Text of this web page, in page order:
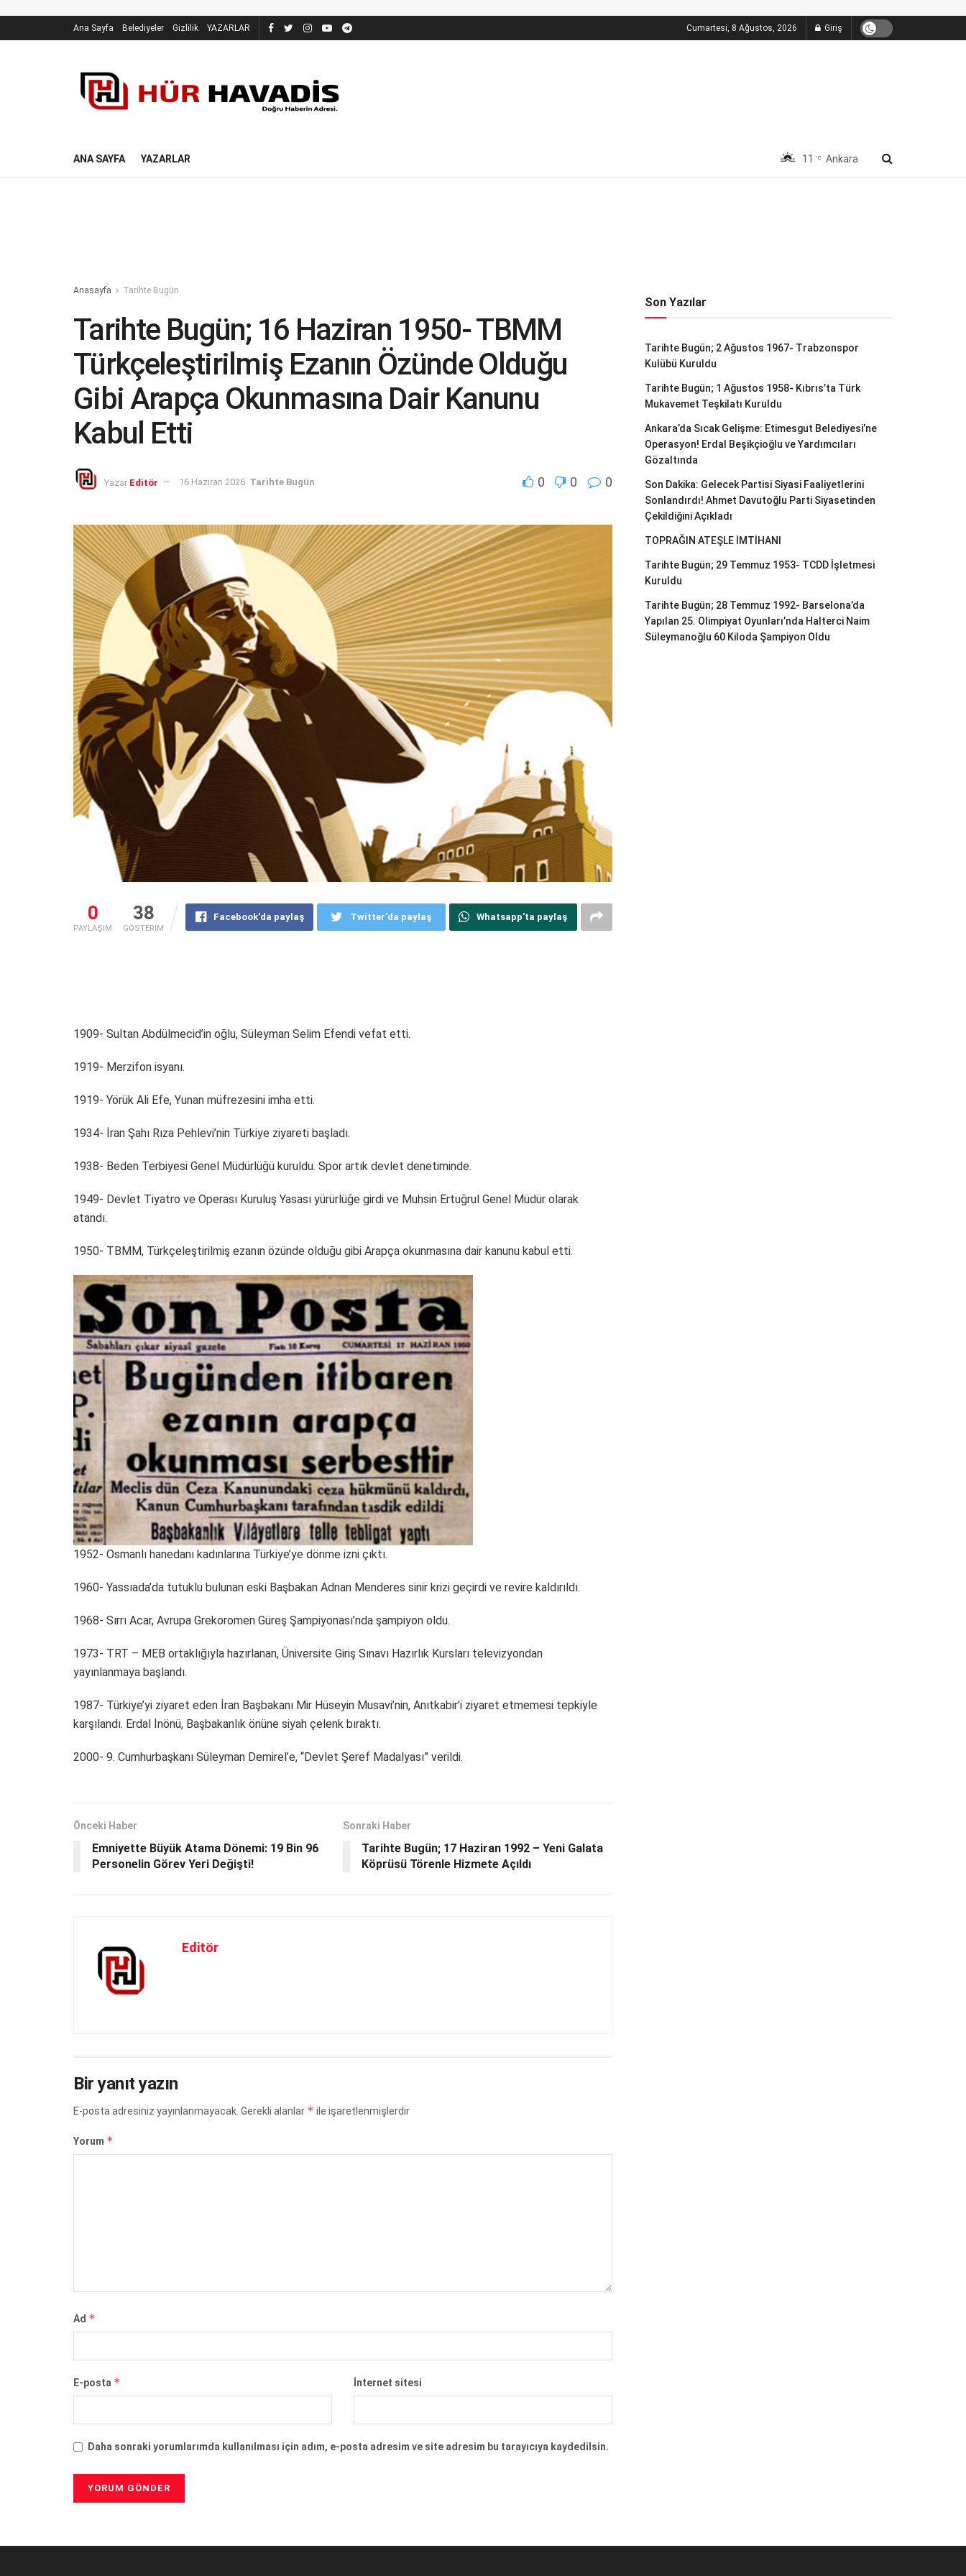
Ana Sayfa Belediyeler Gizlilik YAZARLAR Cumartesi, 8 Ağustos, 2026 Giriş
ANA SAYFA YAZARLAR 11 °C Ankara
Anasayfa Tarihte Bugün
Tarihte Bugün; 16 Haziran 1950- TBMM
Türkçeleştirilmiş Ezanın Özünde Olduğu
Gibi Arapça Okunmasına Dair Kanunu
Kabul Etti
Yazar Editör 16 Haziran 2026 Tarihte Bugün 0 0 0
0
PAYLAŞIM
38
GÖSTERİM
Facebook'da paylaş Twitter'da paylaş Whatsapp'ta paylaş
1909- Sultan Abdülmecid’in oğlu, Süleyman Selim Efendi vefat etti.
1919- Merzifon isyanı.
1919- Yörük Ali Efe, Yunan müfrezesini imha etti.
1934- İran Şahı Rıza Pehlevi’nin Türkiye ziyareti başladı.
1938- Beden Terbiyesi Genel Müdürlüğü kuruldu. Spor artık devlet denetiminde.
1949- Devlet Tiyatro ve Operası Kuruluş Yasası yürürlüğe girdi ve Muhsin Ertuğrul Genel Müdür olarak
atandı.
1950- TBMM, Türkçeleştirilmiş ezanın özünde olduğu gibi Arapça okunmasına dair kanunu kabul etti.
1952- Osmanlı hanedanı kadınlarına Türkiye’ye dönme izni çıktı.
1960- Yassıada’da tutuklu bulunan eski Başbakan Adnan Menderes sinir krizi geçirdi ve revire kaldırıldı.
1968- Sırrı Acar, Avrupa Grekoromen Güreş Şampiyonası’nda şampiyon oldu.
1973- TRT – MEB ortaklığıyla hazırlanan, Üniversite Giriş Sınavı Hazırlık Kursları televizyondan
yayınlanmaya başlandı.
1987- Türkiye’yi ziyaret eden İran Başbakanı Mir Hüseyin Musavi’nin, Anıtkabir’i ziyaret etmemesi tepkiyle
karşılandı. Erdal İnönü, Başbakanlık önüne siyah çelenk bıraktı.
2000- 9. Cumhurbaşkanı Süleyman Demirel’e, “Devlet Şeref Madalyası” verildi.
Önceki Haber
Emniyette Büyük Atama Dönemi: 19 Bin 96
Personelin Görev Yeri Değişti!
Sonraki Haber
Tarihte Bugün; 17 Haziran 1992 – Yeni Galata
Köprüsü Törenle Hizmete Açıldı
Editör
Bir yanıt yazın
E-posta adresiniz yayınlanmayacak. Gerekli alanlar * ile işaretlenmişlerdir
Yorum *
Ad *
E-posta * İnternet sitesi
Daha sonraki yorumlarımda kullanılması için adım, e-posta adresim ve site adresim bu tarayıcıya kaydedilsin.
Son Yazılar
Tarihte Bugün; 2 Ağustos 1967- Trabzonspor
Kulübü Kuruldu
Tarihte Bugün; 1 Ağustos 1958- Kıbrıs’ta Türk
Mukavemet Teşkilatı Kuruldu
Ankara’da Sıcak Gelişme: Etimesgut Belediyesi’ne
Operasyon! Erdal Beşikçioğlu ve Yardımcıları
Gözaltında
Son Dakika: Gelecek Partisi Siyasi Faaliyetlerini
Sonlandırdı! Ahmet Davutoğlu Parti Siyasetinden
Çekildiğini Açıkladı
TOPRAĞIN ATEŞLE İMTİHANI
Tarihte Bugün; 29 Temmuz 1953- TCDD İşletmesi
Kuruldu
Tarihte Bugün; 28 Temmuz 1992- Barselona’da
Yapılan 25. Olimpiyat Oyunları’nda Halterci Naim
Süleymanoğlu 60 Kiloda Şampiyon Oldu